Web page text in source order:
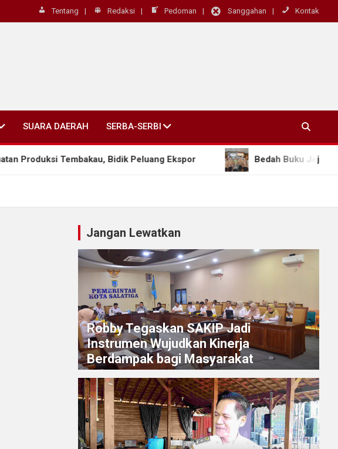
Tentang Redaksi Pedoman Sanggahan Kontak
SUARA DAERAH SERBA-SERBI
Tembakau, Bidik Peluang Ekspor Bedah Buku Jejak
Jangan Lewatkan
Robby Tegaskan SAKIP Jadi
Instrumen Wujudkan Kinerja
Berdampak bagi Masyarakat